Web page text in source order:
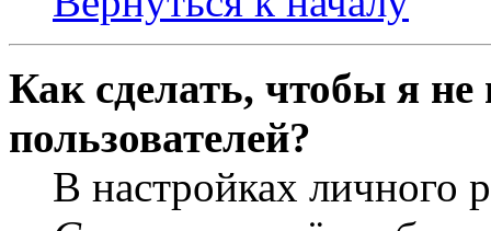
Как сделать, чтобы я
пользователей?
В настройках личного